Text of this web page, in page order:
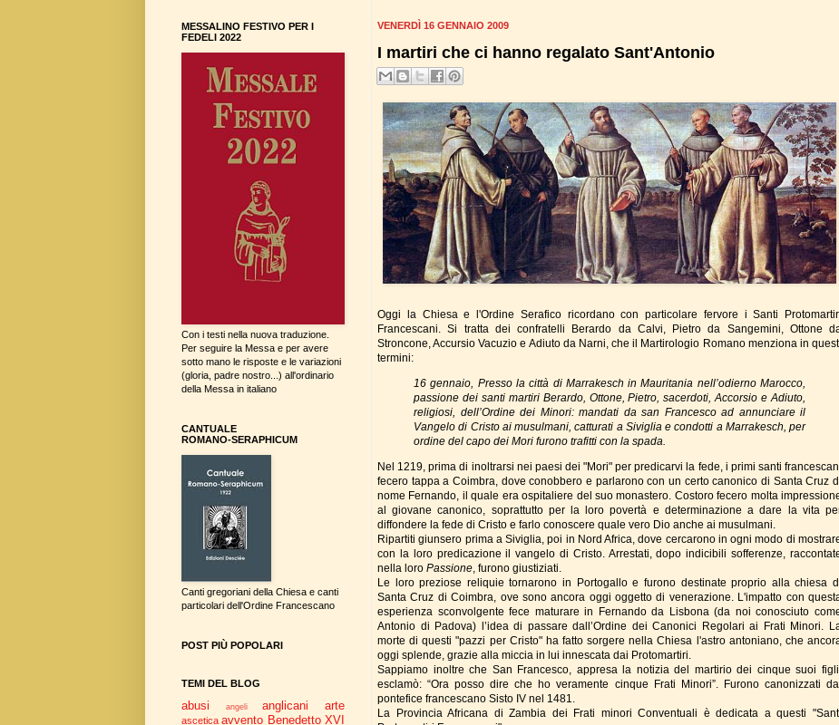
VENERDÌ 16 GENNAIO 2009
I martiri che ci hanno regalato Sant'Antonio
Oggi la Chiesa e l'Ordine Serafico ricordano con particolare fervore i Santi
Francescani. Si tratta dei confratelli Berardo da Calvi, Pietro da Sangemini, Ottone
Stroncone, Accursio Vacuzio e Adiuto da Narni, che il Martirologio Romano menziona in
termini:
16 gennaio, Presso la città di Marrakesch in Mauritania nell’odierno Marocco,
passione dei santi martiri Berardo, Ottone, Pietro, sacerdoti, Accorsio e Adiuto,
religiosi, dell’Ordine dei Minori: mandati da san Francesco ad annunciare il
Vangelo di Cristo ai musulmani, catturati a Siviglia e condotti a Marrakesch, per
ordine del capo dei Mori furono trafitti con la spada.
Nel 1219, prima di inoltrarsi nei paesi dei "Mori" per predicarvi la fede, i primi santi
fecero tappa a Coimbra, dove conobbero e parlarono con un certo canonico di Santa Cruz
nome Fernando, il quale era ospitaliere del suo monastero. Costoro fecero molta
al giovane canonico, soprattutto per la loro povertà e determinazione a dare la vita
diffondere la fede di Cristo e farlo conoscere quale vero Dio anche ai musulmani.
Ripartiti giunsero prima a Siviglia, poi in Nord Africa, dove cercarono in ogni modo di
con la loro predicazione il vangelo di Cristo. Arrestati, dopo indicibili sofferenze,
nella loro Passione, furono giustiziati.
Le loro preziose reliquie tornarono in Portogallo e furono destinate proprio alla chiesa
Santa Cruz di Coimbra, ove sono ancora oggi oggetto di venerazione. L'impatto con
esperienza sconvolgente fece maturare in Fernando da Lisbona (da noi conosciuto
Antonio di Padova) l’idea di passare dall’Ordine dei Canonici Regolari ai Frati Minori.
morte di questi "pazzi per Cristo" ha fatto sorgere nella Chiesa l'astro antoniano, che
oggi splende, grazie alla miccia in lui innescata dai Protomartiri.
Sappiamo inoltre che San Francesco, appresa la notizia del martirio dei cinque suoi
esclamò: “Ora posso dire che ho veramente cinque Frati Minori”. Furono canonizzati dal
pontefice francescano Sisto IV nel 1481.
La Provincia Africana di Zambia dei Frati minori Conventuali è dedicata a questi
MESSALINO FESTIVO PER I
FEDELI 2022
Con i testi nella nuova traduzione.
Per seguire la Messa e per avere
sotto mano le risposte e le variazioni
(gloria, padre nostro...) all'ordinario
della Messa in italiano
CANTUALE
ROMANO-SERAPHICUM
Canti gregoriani della Chiesa e canti
particolari dell'Ordine Francescano
POST PIÙ POPOLARI
TEMI DEL BLOG
abusi angeli anglicani arte
ascetica avvento Benedetto XVI